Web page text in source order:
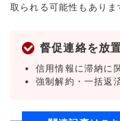
取られる可能性もありま
督促連絡を放
信用情報に滞納に
強制解約・一括返